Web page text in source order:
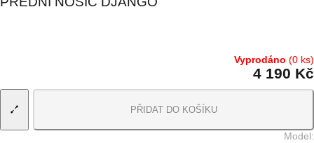
Vyprodáno (0 ks)
4 190 Kč
PŘIDAT DO KOŠÍKU
Model: